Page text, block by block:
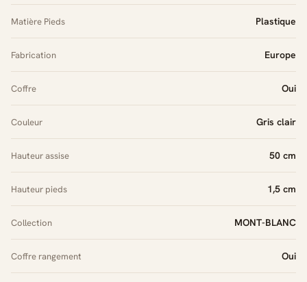
Matière Pieds Plastique
Fabrication Europe
Coffre Oui
Couleur Gris clair
Hauteur assise 50 cm
Hauteur pieds 1,5 cm
Collection MONT-BLANC
Coffre rangement Oui